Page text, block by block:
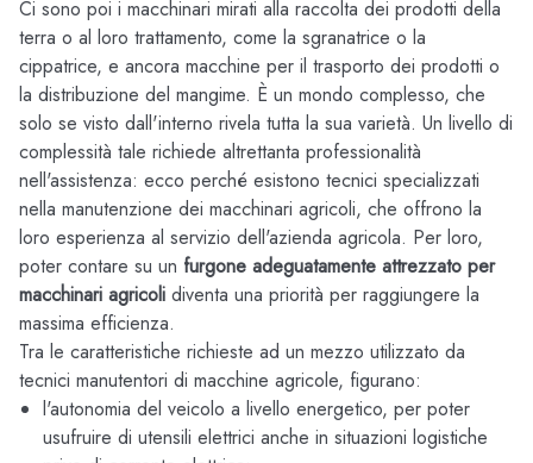
Ci sono poi i macchinari mirati alla raccolta dei prodotti della
terra o al loro trattamento, come la sgranatrice o la
cippatrice, e ancora macchine per il trasporto dei prodotti o
la distribuzione del mangime. È un mondo complesso, che
solo se visto dall'interno rivela tutta la sua varietà. Un livello di
complessità tale richiede altrettanta professionalità
nell'assistenza: ecco perché esistono tecnici specializzati
nella manutenzione dei macchinari agricoli, che offrono la
loro esperienza al servizio dell'azienda agricola. Per loro,
poter contare su un furgone adeguatamente attrezzato per
macchinari agricoli diventa una priorità per raggiungere la
massima efficienza.
Tra le caratteristiche richieste ad un mezzo utilizzato da
tecnici manutentori di macchine agricole, figurano:
l'autonomia del veicolo a livello energetico, per poter
usufruire di utensili elettrici anche in situazioni logistiche